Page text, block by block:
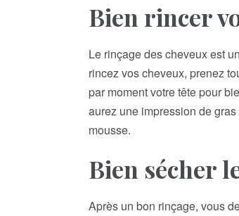
Bien rincer
Le rinçage des cheveux est
rincez vos cheveux, prenez
par moment votre tête pour
aurez une impression de
mousse.
Bien sécher
Après un bon rinçage, vous